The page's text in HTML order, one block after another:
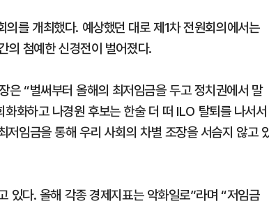
를 개최했다. 예상했던 대로 제1차 전원회의에서는
의 첨예한 신경전이 벌어졌다.
“벌써부터 올해의 최저임금을 두고 정치권에서 말
화하고 나경원 후보는 한술 더 떠 ILO 탈퇴를 나서서
임금을 통해 우리 사회의 차별 조장을 서슴지 않고
있다. 올해 각종 경제지표는 악화일로”라며 “저임금